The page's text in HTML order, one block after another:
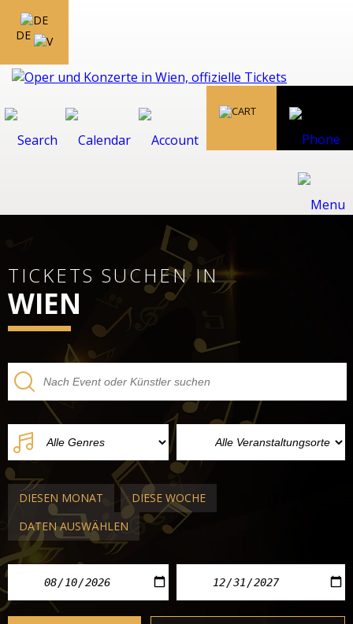
DE
TICKETS SUCHEN IN
WIEN
DIESEN MONAT
DIESE WOCHE
DATEN AUSWÄHLEN